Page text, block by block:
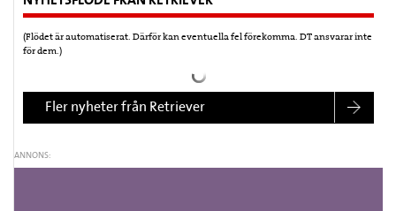
(Flödet är automatiserat. Därför kan eventuella fel förekomma. DT ansvarar inte
för dem.)
Fler nyheter från Retriever
ANNONS: